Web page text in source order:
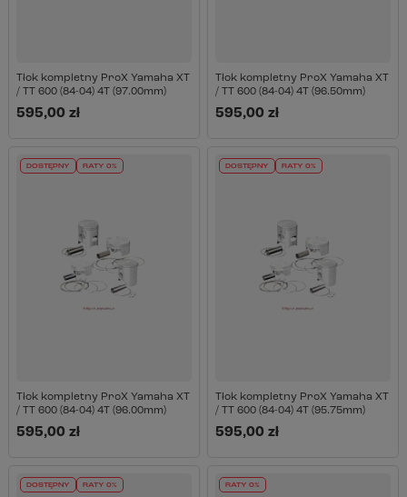
Tłok kompletny ProX Yamaha XT
/ TT 600 (84-04) 4T (97.00mm)
595,00 zł
Tłok kompletny ProX Yamaha XT
/ TT 600 (84-04) 4T (96.50mm)
595,00 zł
DOSTĘPNY RATY 0%
Tłok kompletny ProX Yamaha XT
/ TT 600 (84-04) 4T (96.00mm)
595,00 zł
DOSTĘPNY RATY 0%
Tłok kompletny ProX Yamaha XT
/ TT 600 (84-04) 4T (95.75mm)
595,00 zł
DOSTĘPNY RATY 0% RATY 0%